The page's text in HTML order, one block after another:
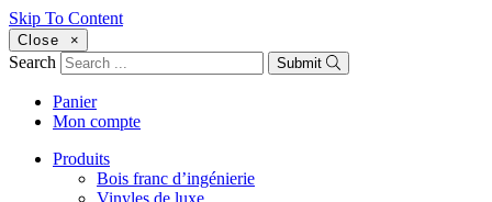
Skip To Content
Close ×
Search Submit
Panier
Mon compte
Produits
Bois franc d’ingénierie
Vinyles de luxe